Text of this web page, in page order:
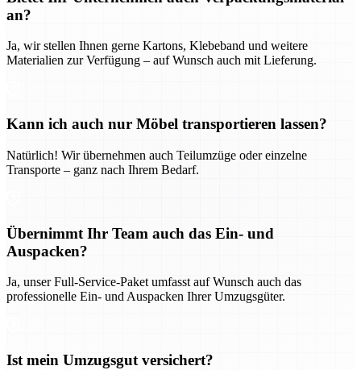
an?
Ja, wir stellen Ihnen gerne Kartons, Klebeband und weitere
Materialien zur Verfügung – auf Wunsch auch mit Lieferung.
Kann ich auch nur Möbel transportieren lassen?
Natürlich! Wir übernehmen auch Teilumzüge oder einzelne
Transporte – ganz nach Ihrem Bedarf.
Übernimmt Ihr Team auch das Ein- und
Auspacken?
Ja, unser Full-Service-Paket umfasst auf Wunsch auch das
professionelle Ein- und Auspacken Ihrer Umzugsgüter.
Ist mein Umzugsgut versichert?